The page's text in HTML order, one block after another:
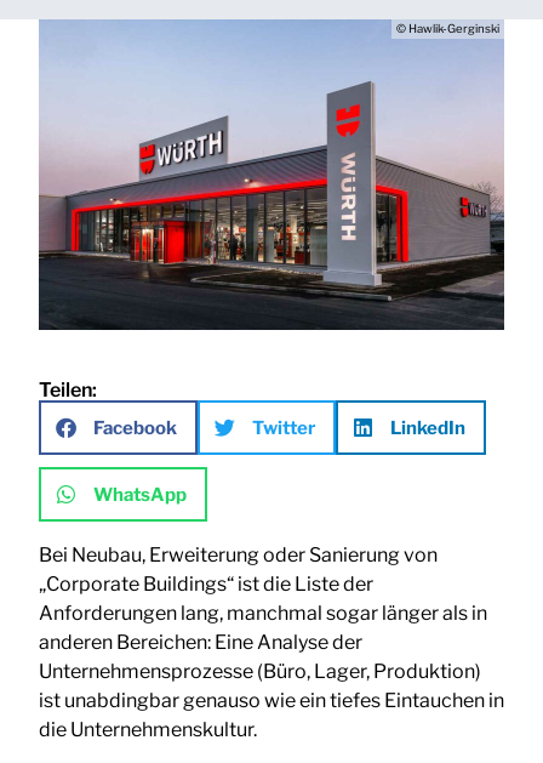
© Hawlik-Gerginski
Teilen:
Facebook Twitter LinkedIn
WhatsApp
Bei Neubau, Erweiterung oder Sanierung von
„Corporate Buildings“ ist die Liste der
Anforderungen lang, manchmal sogar länger als in
anderen Bereichen: Eine Analyse der
Unternehmensprozesse (Büro, Lager, Produktion)
ist unabdingbar genauso wie ein tiefes Eintauchen in
die Unternehmenskultur.